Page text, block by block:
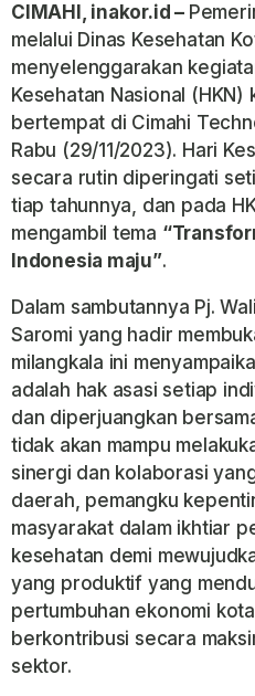
CIMAHI, inakor.id –
melalui Dinas Kesehatan
menyelenggarakan
Kesehatan Nasional
bertempat di Cimahi
Rabu (29/11/2023). Hari
secara rutin diperingati
tiap tahunnya, dan pada
mengambil tema
Indonesia maju”.
Dalam sambutannya Pj.
Saromi yang hadir
milangkala ini
adalah hak asasi setiap
dan diperjuangkan
tidak akan mampu
sinergi dan kolaborasi
daerah, pemangku
masyarakat dalam ikhtiar
kesehatan demi
yang produktif yang
pertumbuhan ekonomi
berkontribusi secara
sektor.